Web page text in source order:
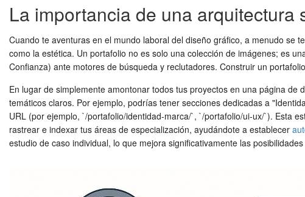
La importancia de una
Cuando te aventuras en el mundo laboral del diseño gráfico, a menudo se
como la estética. Un portafolio no es solo una colección de imágenes; es
Confianza) ante motores de búsqueda y reclutadores. Construir un
En lugar de simplemente amontonar todos tus proyectos en una página
temáticos claros. Por ejemplo, podrías tener secciones dedicadas a
URL (por ejemplo, `/portafolio/identidad-marca/`, `/portafolio/ui-ux/`). Esta
rastrear e indexar tus áreas de especialización, ayudándote a establecer
estudio de caso individual, lo que mejora significativamente las